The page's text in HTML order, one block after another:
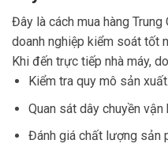
Đây là cách mua hàng
doanh nghiệp kiểm soát tốt
Khi đến trực tiếp nhà máy,
Kiểm tra quy mô sản xuất.
Quan sát dây chuyền vận
Đánh giá chất lượng sản